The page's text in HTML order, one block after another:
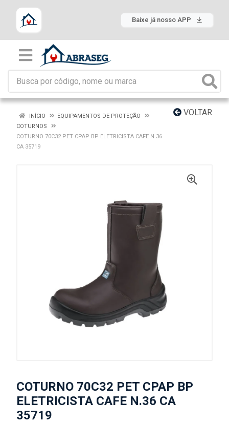
Baixe já nosso APP
VOLTAR
INÍCIO
EQUIPAMENTOS DE PROTEÇÃO
COTURNOS
COTURNO 70C32 PET CPAP BP ELETRICISTA CAFE N.36
CA 35719
COTURNO 70C32 PET CPAP BP
ELETRICISTA CAFE N.36 CA
35719